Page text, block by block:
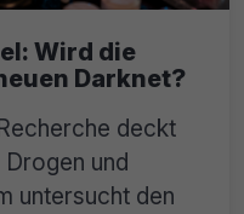
Wird die
Darknet?
deckt
und
untersucht den